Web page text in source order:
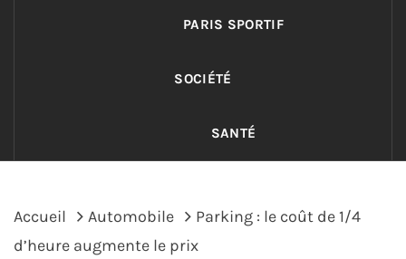
PARIS SPORTIF
SOCIÉTÉ
SANTÉ
Accueil Automobile
Parking : le coût de 1/4
d’heure augmente le prix